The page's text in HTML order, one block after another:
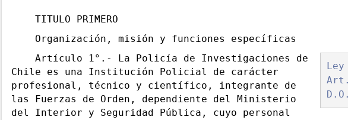
TITULO PRIMERO
Organización, misión y funciones específicas
Artículo 1°.- La Policía de Investigaciones de
Chile es una Institución Policial de carácter
profesional, técnico y científico, integrante de
las Fuerzas de Orden, dependiente del Ministerio
del Interior y Seguridad Pública, cuyo personal